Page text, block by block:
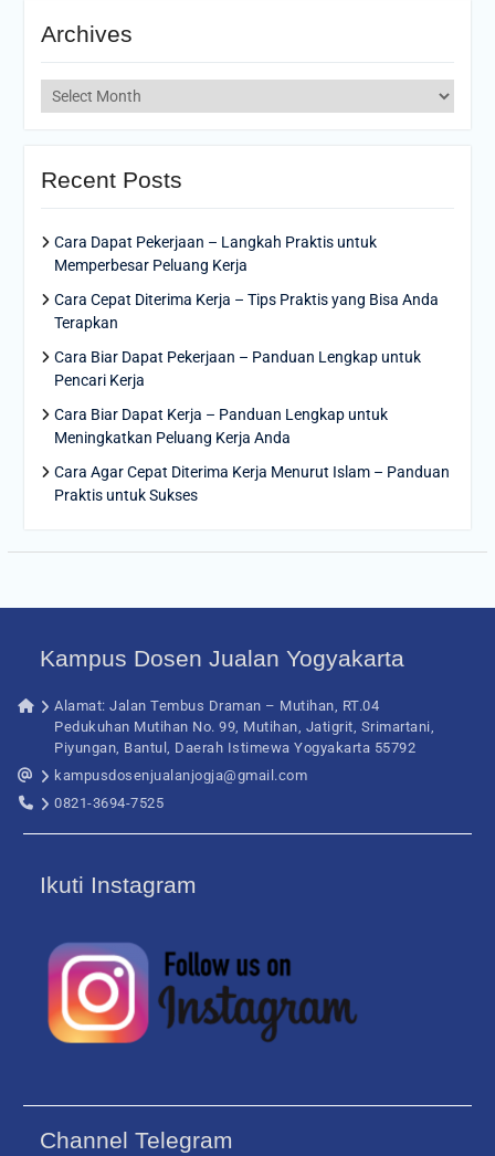
Archives
Archives
Recent Posts
Cara Dapat Pekerjaan – Langkah Praktis untuk
Memperbesar Peluang Kerja
Cara Cepat Diterima Kerja – Tips Praktis yang Bisa Anda
Terapkan
Cara Biar Dapat Pekerjaan – Panduan Lengkap untuk
Pencari Kerja
Cara Biar Dapat Kerja – Panduan Lengkap untuk
Meningkatkan Peluang Kerja Anda
Cara Agar Cepat Diterima Kerja Menurut Islam – Panduan
Praktis untuk Sukses
Kampus Dosen Jualan Yogyakarta
Alamat: Jalan Tembus Draman – Mutihan, RT.04
Pedukuhan Mutihan No. 99, Mutihan, Jatigrit, Srimartani,
Piyungan, Bantul, Daerah Istimewa Yogyakarta 55792
kampusdosenjualanjogja@gmail.com
0821-3694-7525
Ikuti Instagram
Channel Telegram